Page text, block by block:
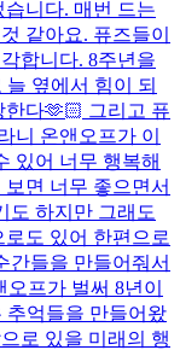
니다. 매번 드는
같아요. 퓨즈들이
합니다. 8주년을
옆에서 힘이 되
다🫶🏻 그리고 퓨
니 온앤오프가 이
있어 너무 행복해
면 너무 좋으면서
도 하지만 그래도
도 있어 한편으로
간들을 만들어줘서
프가 벌써 8년이
추억들을 만들어왔
로 있을 미래의 행